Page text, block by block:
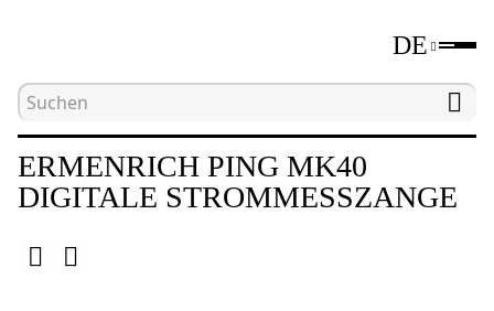
DE
Hauptseite
ERMENRICH PING MK40
DIGITALE STROMMESSZANGE